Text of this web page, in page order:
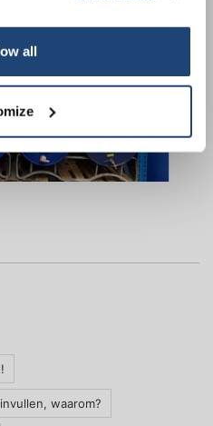
all
waarom?